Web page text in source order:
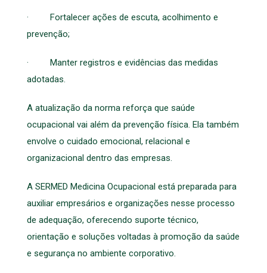
· Fortalecer ações de escuta, acolhimento e
prevenção;
· Manter registros e evidências das medidas
adotadas.
A atualização da norma reforça que saúde
ocupacional vai além da prevenção física. Ela também
envolve o cuidado emocional, relacional e
organizacional dentro das empresas.
A SERMED Medicina Ocupacional está preparada para
auxiliar empresários e organizações nesse processo
de adequação, oferecendo suporte técnico,
orientação e soluções voltadas à promoção da saúde
e segurança no ambiente corporativo.